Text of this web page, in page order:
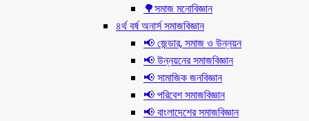
🌳সমাজ মনোবিজ্ঞান
৪র্থ বর্ষ অনার্স সমাজবিজ্ঞান
📢 জেন্ডার, সমাজ ও উন্নয়ন
📢 উন্নয়নের সমাজবিজ্ঞান
📢 সামাজিক জনবিজ্ঞান
📢 পরিবেশ সমাজবিজ্ঞান
📢 বাংলাদেশের সমাজবিজ্ঞান